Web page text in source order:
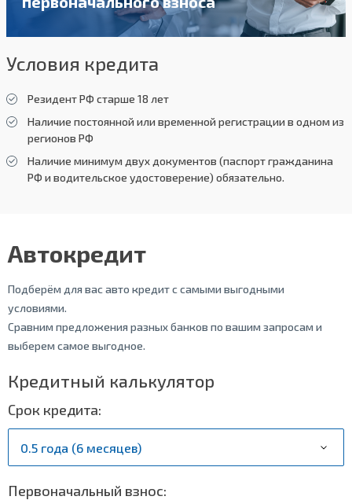
Условия кредита
Резидент РФ старше 18 лет
Наличие постоянной или временной регистрации в одном из
регионов РФ
Наличие минимум двух документов (паспорт гражданина
РФ и водительское удостоверение) обязательно.
Автокредит
Подберём для вас авто кредит с самыми выгодными
условиями.
Сравним предложения разных банков по вашим запросам и
выберем самое выгодное.
Кредитный калькулятор
Срок кредита:
Первоначальный взнос: